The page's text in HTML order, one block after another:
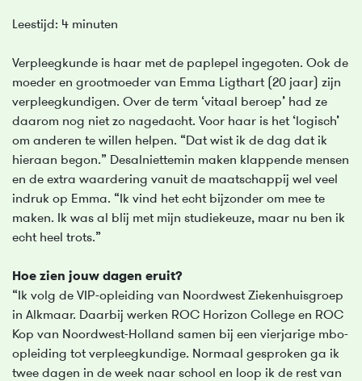
Leestijd: 4 minuten
Verpleegkunde is haar met de paplepel ingegoten. Ook de
moeder en grootmoeder van Emma Ligthart (20 jaar) zijn
verpleegkundigen. Over de term ‘vitaal beroep’ had ze
daarom nog niet zo nagedacht. Voor haar is het ‘logisch’
om anderen te willen helpen. “Dat wist ik de dag dat ik
hieraan begon.” Desalniettemin maken klappende mensen
en de extra waardering vanuit de maatschappij wel veel
indruk op Emma. “Ik vind het echt bijzonder om mee te
maken. Ik was al blij met mijn studiekeuze, maar nu ben ik
echt heel trots.”
Hoe zien jouw dagen eruit?
“Ik volg de VIP-opleiding van Noordwest Ziekenhuisgroep
in Alkmaar. Daarbij werken ROC Horizon College en ROC
Kop van Noordwest-Holland samen bij een vierjarige mbo-
opleiding tot verpleegkundige. Normaal gesproken ga ik
twee dagen in de week naar school en loop ik de rest van